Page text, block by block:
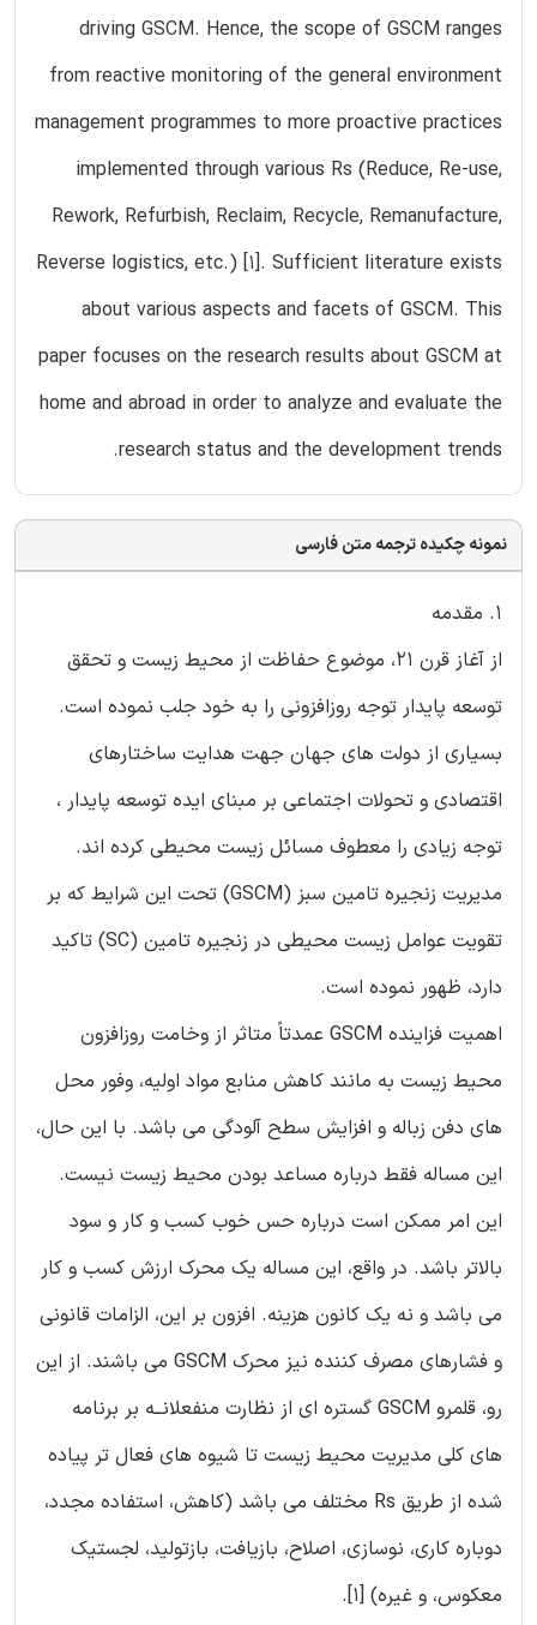
driving GSCM. Hence, the scope of GSCM ranges
from reactive monitoring of the general environment
management programmes to more proactive practices
implemented through various Rs (Reduce, Re-use,
Rework, Refurbish, Reclaim, Recycle, Remanufacture,
Reverse logistics, etc.) [1]. Sufficient literature exists
about various aspects and facets of GSCM. This
paper focuses on the research results about GSCM at
home and abroad in order to analyze and evaluate the
research status and the development trends.
نمونه چکیده ترجمه متن فارسی
1. مقدمه
از آغاز قرن 21، موضوع حفاظت از محیط زیست و تحقق
توسعه پایدار توجه روزافزونی را به خود جلب نموده است.
بسیاری از دولت های جهان جهت هدایت ساختارهای
اقتصادی و تحولات اجتماعی بر مبنای ایده توسعه پایدار ،
توجه زیادی را معطوف مسائل زیست محیطی کرده اند.
مدیریت زنجیره تامین سبز (GSCM) تحت این شرایط که بر
تقویت عوامل زیست محیطی در زنجیره تامین (SC) تاکید
دارد، ظهور نموده است.
اهمیت فزاینده GSCM عمدتاً متاثر از وخامت روزافزون
محیط زیست به مانند کاهش منابع مواد اولیه، وفور محل
های دفن زباله و افزایش سطح آلودگی می باشد. با این حال،
این مساله فقط درباره مساعد بودن محیط زیست نیست.
این امر ممکن است درباره حس خوب کسب و کار و سود
بالاتر باشد. در واقع، این مساله یک محرک ارزش کسب و کار
می باشد و نه یک کانون هزینه. افزون بر این، الزامات قانونی
و فشارهای مصرف کننده نیز محرک GSCM می باشند. از این
رو، قلمرو GSCM گستره ای از نظارت منفعلانــه بر برنامه
های کلی مدیریت محیط زیست تا شیوه های فعال تر پیاده
شده از طریق Rs مختلف می باشد (کاهش، استفاده مجدد،
دوباره کاری، نوسازی، اصلاح، بازیافت، بازتولید، لجستیک
معکوس، و غیره) [1].